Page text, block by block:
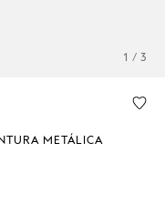
1 / 3
METÁLICA